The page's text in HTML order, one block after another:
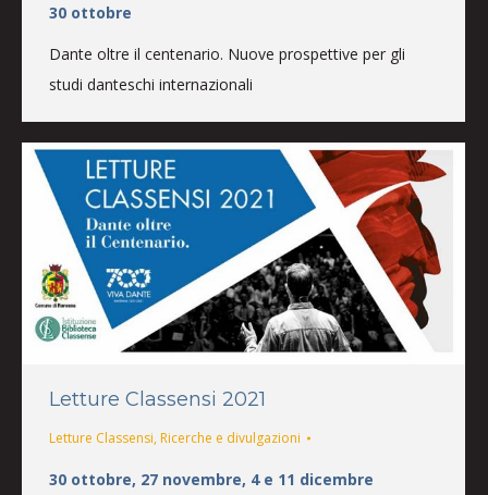
30 ottobre
Dante oltre il centenario. Nuove prospettive per gli
studi danteschi internazionali
Letture Classensi 2021
Letture Classensi, Ricerche e divulgazioni
30 ottobre, 27 novembre, 4 e 11 dicembre